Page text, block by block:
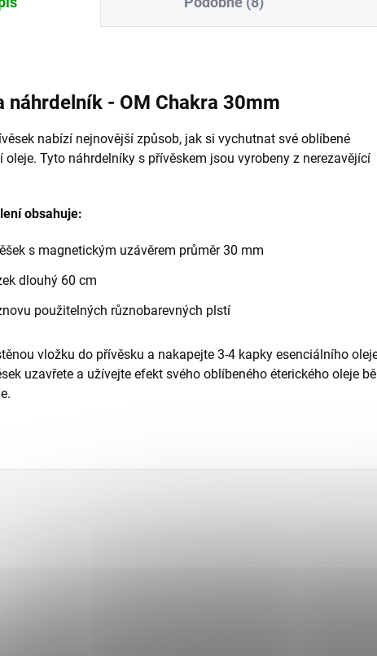
náhrdelník - OM Chakra 30mm
nabízí nejnovější způsob, jak si vychutnat své oblíbené
oleje. Tyto náhrdelníky s přívěskem jsou vyrobeny z nerezavějící
obsahuje:
s magnetickým uzávěrem průměr 30 mm
dlouhý 60 cm
použitelných různobarevných plstí
vložku do přívěsku a nakapejte 3-4 kapky esenciálního
uzavřete a užívejte efekt svého oblíbeného éterického oleje